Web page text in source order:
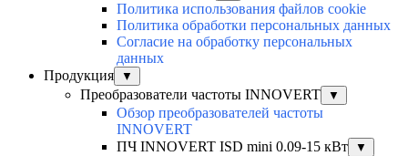
Политика использования файлов cookie
Политика обработки персональных данных
Согласие на обработку персональных
данных
Продукция
▼
Преобразователи частоты INNOVERT ▼
Обзор преобразователей частоты
INNOVERT
ПЧ INNOVERT ISD mini 0.09-15 кВт
▼